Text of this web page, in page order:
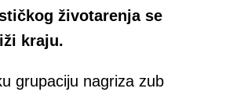
životarenja se
kraju.
grupaciju nagriza zub